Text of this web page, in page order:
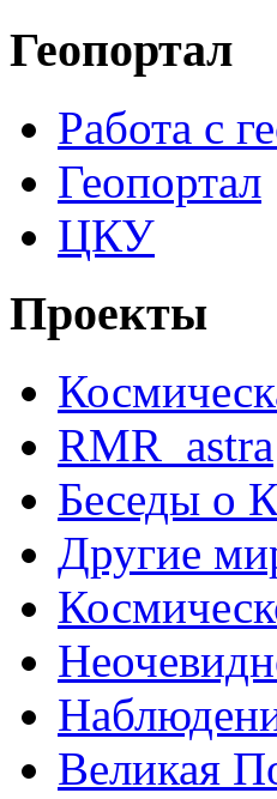
Геопортал
Работа с
Геопортал
ЦКУ
Проекты
RMR_astra
Беседы о
Другие
Великая